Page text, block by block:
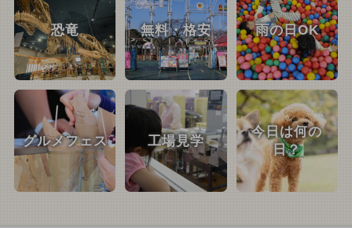
恐竜 無料・格安 雨の日OK
グルメフェス 工場見学
今日は何の
日？